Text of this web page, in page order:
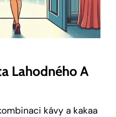
Lahodného A
kávy a⁤ kakaa‍